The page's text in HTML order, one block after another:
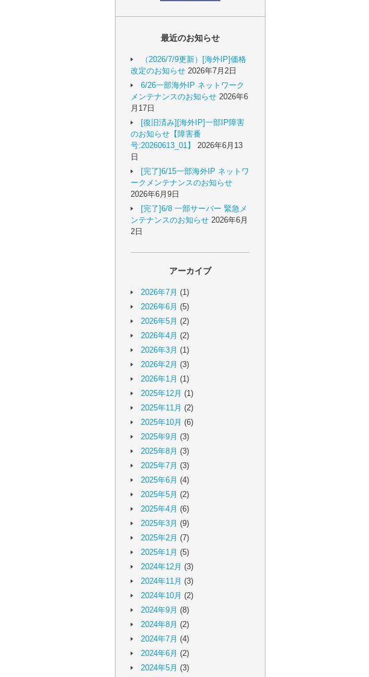
最近のお知らせ
（2026/7/9更新）[海外IP]価格
改定のお知らせ 2026年7月2日
6/26一部海外IP ネットワーク
メンテナンスのお知らせ 2026年6
月17日
[復旧済み][海外IP]一部IP障害
のお知らせ【障害番
号:20260613_01】
2026年6月13
日
[完了]6/15一部海外IP ネットワ
ークメンテナンスのお知らせ
2026年6月9日
[完了]6/8 一部サーバー 緊急メ
ンテナンスのお知らせ 2026年6月
2日
アーカイブ
2026年7月 (1)
2026年6月 (5)
2026年5月 (2)
2026年4月 (2)
2026年3月 (1)
2026年2月 (3)
2026年1月 (1)
2025年12月 (1)
2025年11月 (2)
2025年10月 (6)
2025年9月 (3)
2025年8月 (3)
2025年7月 (3)
2025年6月 (4)
2025年5月 (2)
2025年4月 (6)
2025年3月 (9)
2025年2月 (7)
2025年1月 (5)
2024年12月 (3)
2024年11月 (3)
2024年10月 (2)
2024年9月 (8)
2024年8月 (2)
2024年7月 (4)
2024年6月 (2)
2024年5月 (3)